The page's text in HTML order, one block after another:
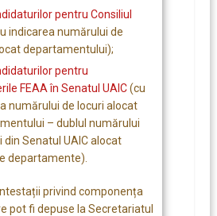
pentru Consiliul
indicarea numărului de
departamentului);
pentru
FEAA în Senatul UAIC(cu
numărului de locuri alocat
– dublul numărului
din Senatul UAIC alocat
departamente).
privind componența
pot fi depuse la Secretariatul